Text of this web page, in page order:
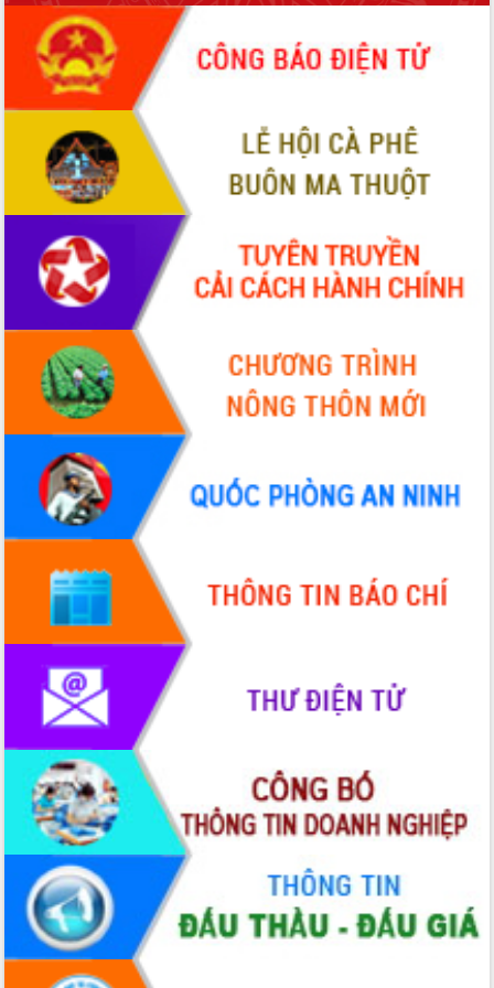
sầu riêng tại Đắk Lắk
Trình diễn nghệ thuật chế biến các
món ăn từ sầu riêng
Đắk Lắk công bố Quy hoạch và xúc
tiến đầu tư tỉnh
Ngành cá ngừ Đắk Lắk chủ động thích
ứng để giữ vững thị trường xuất khẩu
Diễn đàn Kinh tế tư nhân Việt Nam đột
phá cơ chế - Hợp tác công tư
Đề án 06 tạo bước ngoặt đột phá trong
cải cách hành chính tỉnh Đắk Lắk
Kết nối tour, đẩy mạnh chuyển đổi số
để phát triển du lịch Đắk Lắk
Khởi động Dự án Đầu tư xây dựng hạ
tầng kỹ thuật Cụm công nghiệp Tân
Tiến
Gặp mặt các cơ quan báo chí nhân Kỷ
niệm 101 năm Ngày Báo chí Cách
Đắk Lắk sơ kết 4 năm triển khai thực
hiện Đề án 06 của Chính phủ
Họp báo thông tin về Hội nghị Công bố
Quy hoạch và Xúc tiến đầu tư tỉnh Đắk
Khơi thông điểm nghẽn, đẩy nhanh
giải ngân vốn khắc phục thiên tai
HĐND tỉnh thông qua điều chỉnh Quy
hoạch tỉnh thời kỳ 2021-2030
Hội thảo góp ý hồ sơ điều chỉnh quy
hoạch tỉnh Đắk Lắk thời kỳ 2021-2030,
tầm nhìn đến năm 2050
Nâng cao hiệu quả hoạt động của các
doanh nghiệp nhà nước
Hội nghị triển khai kết nối mạng
truyền số liệu chuyên dùng phục vụ cơ
quan Đảng, Nhà nước
Lễ phát động chuỗi hoạt động chung
tay làm sạch môi trường
Xã Ea Kar bước chuyển mình trong
công tác cải cách hành chính mô hình